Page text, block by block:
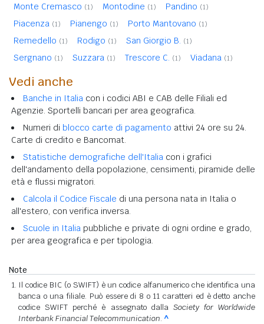
Monte Cremasco (1) Montodine (1) Pandino (1)
Piacenza (1) Pianengo (1) Porto Mantovano (1)
Remedello (1) Rodigo (1) San Giorgio B. (1)
Sergnano (1) Suzzara (1) Trescore C. (1) Viadana (1)
Vedi anche
Banche in Italia con i codici ABI e CAB delle Filiali ed
Agenzie. Sportelli bancari per area geografica.
Numeri di blocco carte di pagamento attivi 24 ore su 24.
Carte di credito e Bancomat.
Statistiche demografiche dell'Italia con i grafici
dell'andamento della popolazione, censimenti, piramide delle
età e flussi migratori.
Calcola il Codice Fiscale di una persona nata in Italia o
all'estero, con verifica inversa.
Scuole in Italia pubbliche e private di ogni ordine e grado,
per area geografica e per tipologia.
Note
Il codice BIC (o SWIFT) è un codice alfanumerico che identifica una
banca o una filiale. Può essere di 8 o 11 caratteri ed è detto anche
codice SWIFT perché è assegnato dalla Society for Worldwide
Interbank Financial Telecommunication. ^